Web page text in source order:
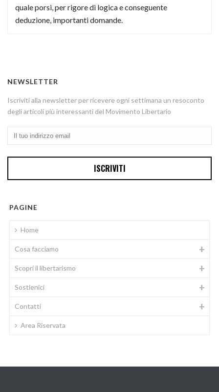
quale porsi, per rigore di logica e conseguente
deduzione, importanti domande.
NEWSLETTER
Iscriviti alla newsletter per ricevere ogni settimana un resoconto
degli articoli più interessanti del Movimento Libertario
PAGINE
Home
Cosa facciamo
Scopri il libertarismo
Sostienici
Contatti
Area Riservata